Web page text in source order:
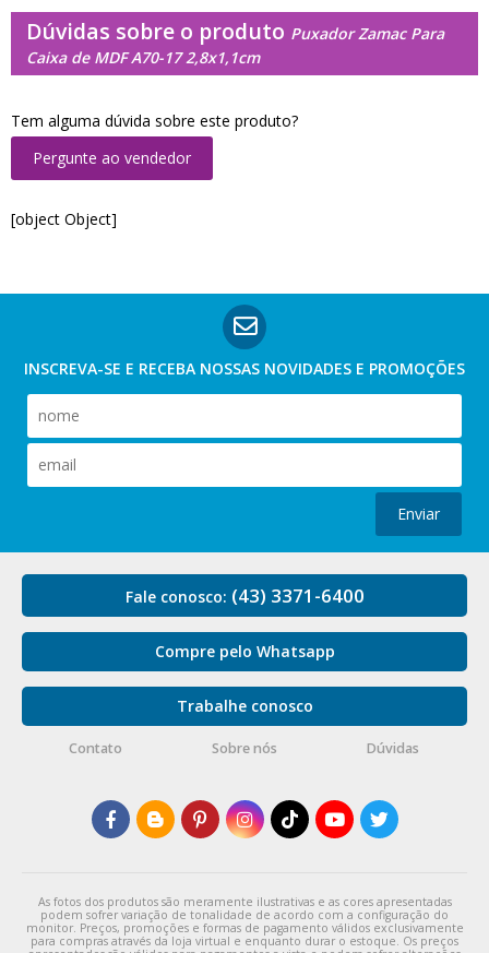
Dúvidas sobre o produto Puxador Zamac Para
Caixa de MDF A70-17 2,8x1,1cm
Tem alguma dúvida sobre este produto?
Pergunte ao vendedor
[object Object]
INSCREVA-SE E RECEBA NOSSAS NOVIDADES E PROMOÇÕES
Enviar
Fale conosco: (43) 3371-6400
Compre pelo Whatsapp
Trabalhe conosco
Contato Sobre nós Dúvidas
As fotos dos produtos são meramente ilustrativas e as cores apresentadas
podem sofrer variação de tonalidade de acordo com a configuração do
monitor. Preços, promoções e formas de pagamento válidos exclusivamente
para compras através da loja virtual e enquanto durar o estoque. Os preços